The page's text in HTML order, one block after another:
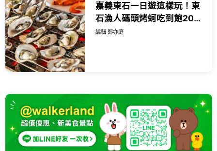
嘉義東石一日遊這樣玩！東
石漁人碼頭烤蚵吃到飽200
元開吃，爆量鮮蚵滷肉飯加
編輯 鄭亦庭